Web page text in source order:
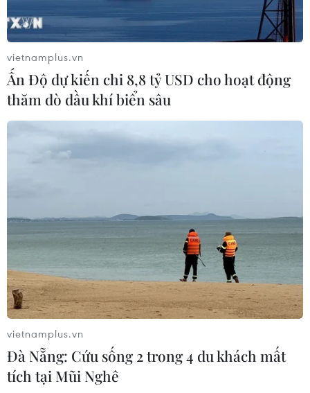
TIN CÙNG CHUYÊN MỤC
Ớt nhập khẩu từ Mexico khiến hàng
trăm người tiêu dùng Mỹ nhiễm
khuẩn Salmonella
07/08/2026 00:43
Nước thải từ máy bay có thể giúp
phát hiện sớm nguy cơ đại dịch
vietnamplus.vn
Ấn Độ dự kiến chi 8,8 tỷ USD cho hoạt động
thăm dò dầu khí biển sâu
vietnamplus.vn
Đà Nẵng: Cứu sống 2 trong 4 du khách mất
tích tại Mũi Nghê